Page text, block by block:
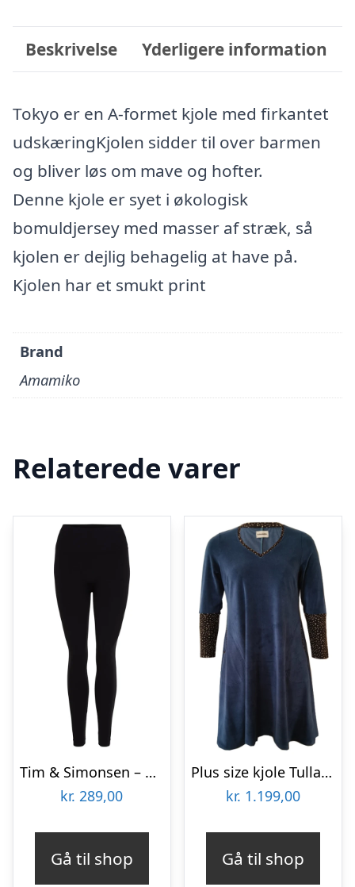
Beskrivelse Yderligere information
Tokyo er en A-formet kjole med firkantet
udskæringKjolen sidder til over barmen
og bliver løs om mave og hofter.
Denne kjole er syet i økologisk
bomuldjersey med masser af stræk, så
kjolen er dejlig behagelig at have på.
Kjolen har et smukt print
Brand
Amamiko
Relaterede varer
Tim & Simonsen – Saga Plus size legging Sort
kr. 289,00
Gå til shop
Plus size kjole Tulla Dark Denim Velvet
kr. 1.199,00
Gå til shop